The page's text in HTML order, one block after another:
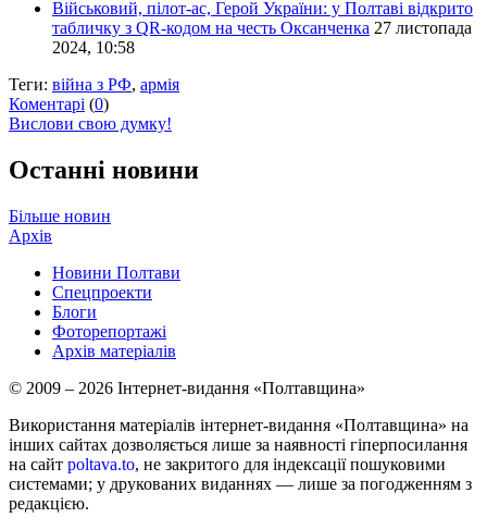
Військовий, пілот-ас, Герой України: у Полтаві відкрито
табличку з QR-кодом на честь Оксанченка 27 листопада
2024, 10:58
Теги: війна з РФ, армія
Коментарі (0)
Вислови свою думку!
Останні новини
Більше новин
Архів
Новини Полтави
Спецпроекти
Блоги
Фоторепортажі
Архів матеріалів
© 2009 – 2026 Інтернет-видання «Полтавщина»
Використання матеріалів інтернет-видання «Полтавщина» на
інших сайтах дозволяється лише за наявності гіперпосилання
на сайт poltava.to, не закритого для індексації пошуковими
системами; у друкованих виданнях — лише за погодженням з
редакцією.